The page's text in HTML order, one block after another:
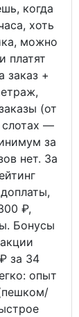
когда
хоть
можно
платят
заказ +
(от
слотах —
за
нет. За
₽,
Бонусы
за 34
опыт